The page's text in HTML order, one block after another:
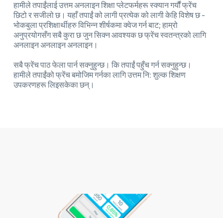
हामीले तपाईंलाई उत्तम अनलाइन शिक्षा प्लेटफर्महरू स्क्यान गर्यौं फ्रेंच
छिटो र सजीलो छ। यहाँ तपाईं को लागी प्रत्येक को लागी केहि विशेष छ -
भोकबुला प्रशिक्षार्थीहरु विभिन्न शीर्षकमा क्वेज गर्न बाट; हाम्रो
अनुप्रयोगसँग सबै कुरा छ जुन सिक्न आवश्यक छ फ्रेंच स्वतन्त्रको लागि
अनलाइन अनलाइन अनलाइन।
सबै फ्रेंच पाठ फेला पार्न सक्नुहुन्छ। कि तपाईं पहुँच गर्न सक्नुहुन्छ।
हामीले तपाईंको फ्रेंच बमोजिम गर्नका लागि उत्तम नि: शुल्क शिक्षण
उपकरणहरू लिइसकेका छन्।